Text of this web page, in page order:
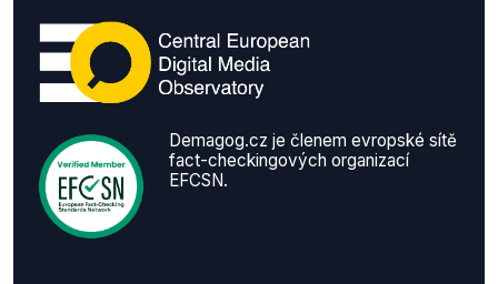
Demagog.cz je členem evropské sítě
fact-checkingových organizací
EFCSN.